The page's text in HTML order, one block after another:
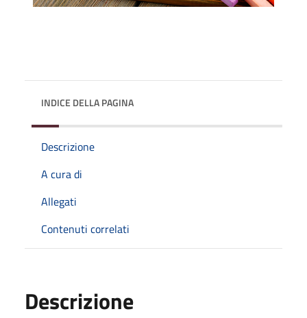
INDICE DELLA PAGINA
Descrizione
A cura di
Allegati
Contenuti correlati
Descrizione